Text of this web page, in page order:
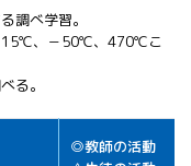
調べ学習。
15℃、－50℃、470℃こ
る。
◎教師の活動